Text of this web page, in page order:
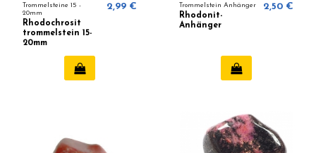
Trommelsteine ​​15 -
20mm
Rhodochrosit
trommelstein 15-
20mm
2,99 € Trommelstein Anhänger
Rhodonit-
Anhänger
2,50 €